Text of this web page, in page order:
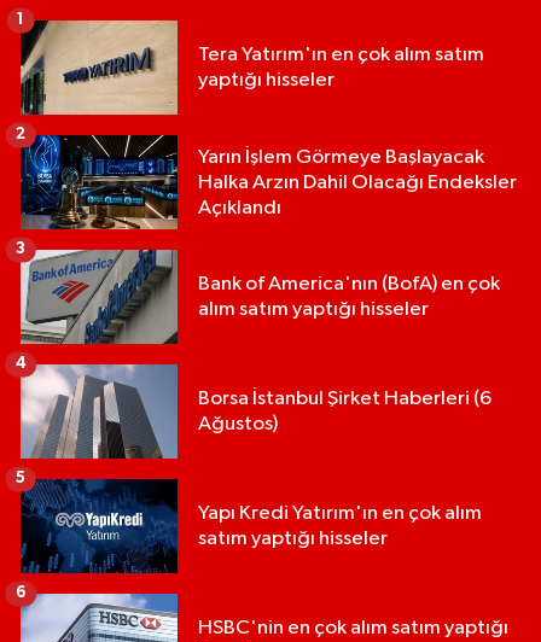
Tera Yatırım'ın en çok alım satım
yaptığı hisseler
Yarın İşlem Görmeye Başlayacak
Halka Arzın Dahil Olacağı Endeksler
Açıklandı
2
Bank of America'nın (BofA) en çok
alım satım yaptığı hisseler
3
Borsa İstanbul Şirket Haberleri (6
Ağustos)
4
Yapı Kredi Yatırım'ın en çok alım
satım yaptığı hisseler
5
HSBC'nin en çok alım satım yaptığı
6